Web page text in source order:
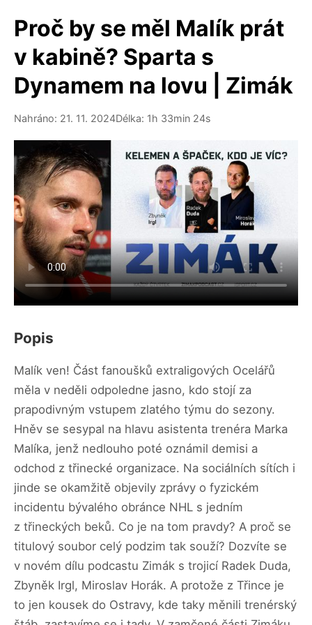
Proč by se měl Malík prát
v kabině? Sparta s
Dynamem na lovu | Zimák
Nahráno: 21. 11. 2024Délka: 1h 33min 24s
Popis
Malík ven! Část fanoušků extraligových Ocelářů
měla v neděli odpoledne jasno, kdo stojí za
prapodivným vstupem zlatého týmu do sezony.
Hněv se sesypal na hlavu asistenta trenéra Marka
Malíka, jenž nedlouho poté oznámil demisi a
odchod z třinecké organizace. Na sociálních sítích i
jinde se okamžitě objevily zprávy o fyzickém
incidentu bývalého obránce NHL s jedním
z třineckých beků. Co je na tom pravdy? A proč se
titulový soubor celý podzim tak souží? Dozvíte se
v novém dílu podcastu Zimák s trojicí Radek Duda,
Zbyněk Irgl, Miroslav Horák. A protože z Třince je
to jen kousek do Ostravy, kde taky měnili trenérský